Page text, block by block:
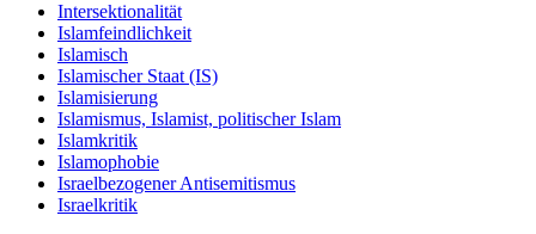
Intersektionalität
Islamfeindlichkeit
Islamisch
Islamischer Staat (IS)
Islamisierung
Islamismus, Islamist, politischer Islam
Islamkritik
Islamophobie
Israelbezogener Antisemitismus
Israelkritik